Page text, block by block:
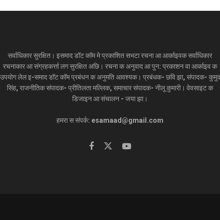
सर्वाधिकार सुरक्षित। इसमाद डॉट कॉम मे प्रकाशित सभटा रचना आ आर्काइवक सर्वाधिकार
रचनाकार आ संग्रहकर्त्ता लग सुरक्षित अछि। रचना क अनुवाद आ पुन: प्रकाशन वा आर्काइव क
उपयोग लेल इ-समाद डॉट कॉम प्रबंधन क अनुमति आवश्यक। प्रबंधक- छवि झा, संपादक- कुमुद
सिंह, राजनीतिक संपादक- प्रीतिलता मल्लिक, समाचार संपादक- नीलू कुमारी। वेवसाइट क
डिजाइन आ संचालन - जया झा।
हमरा स संपर्क: esamaad@gmail.com